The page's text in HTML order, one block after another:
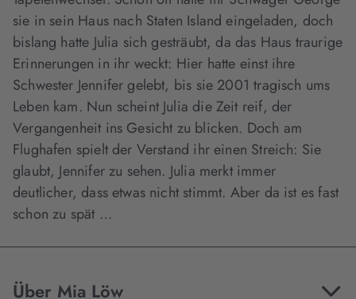
sie in sein Haus nach Staten Island eingeladen, doch
bislang hatte Julia sich gesträubt, da das Haus traurige
Erinnerungen in ihr weckt: Hier hatte einst ihre
Schwester Jennifer gelebt, bis sie 2001 tragisch ums
Leben kam. Nun scheint Julia die Zeit reif, der
Vergangenheit ins Gesicht zu blicken. Doch am
Flughafen spielt der Verstand ihr einen Streich: Sie
glaubt, Jennifer zu sehen. Julia merkt immer
deutlicher, dass etwas nicht stimmt. Aber da ist es fast
schon zu spät …
Über Mia Löw